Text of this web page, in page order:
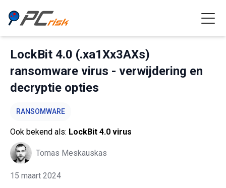
LockBit 4.0 (.xa1Xx3AXs)
ransomware virus - verwijdering en
decryptie opties
RANSOMWARE
Ook bekend als: LockBit 4.0 virus
Tomas Meskauskas
15 maart 2024